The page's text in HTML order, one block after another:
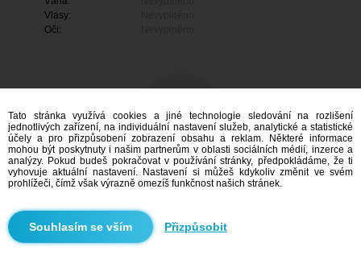
Vlasy:
Oči:
Mám zájem
Vyhledávání
Tato stránka využívá cookies a jiné technologie sledování na rozlišení
jednotlivých zařízení, na individuální nastavení služeb, analytické a statistické
účely a pro přizpůsobení zobrazení obsahu a reklam. Některé informace
mohou být poskytnuty i našim partnerům v oblasti sociálních médií, inzerce a
analýzy. Pokud budeš pokračovat v používání stránky, předpokládáme, že ti
vyhovuje aktuální nastavení. Nastavení si můžeš kdykoliv změnit ve svém
prohlížeči, čímž však výrazně omezíš funkčnost našich stránek.
Přizpůsobit